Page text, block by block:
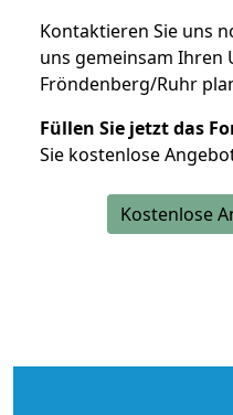
Kontaktieren Sie uns
uns gemeinsam Ihren
Fröndenberg/Ruhr
Füllen Sie jetzt das
Sie kostenlose
Kostenlose